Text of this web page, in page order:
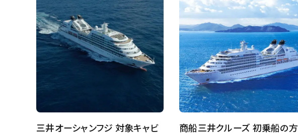
三井オーシャンフジ 対象キャビ
商船三井クルーズ 初乗船の方